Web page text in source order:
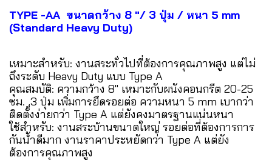
TYPE -AA ขนาดกว้าง 8 "/ 3 ปุ่ม / หนา 5 mm
(Standard Heavy Duty)
เหมาะสำหรับ: งานสระทั่วไปที่ต้องการคุณภาพสูง แต่ไม่
ถึงระดับ Heavy Duty แบบ Type A
คุณสมบัติ: ความกว้าง 8" เหมาะกับผนังคอนกรีต 20-25
ซม. ,3 ปุ่ม เพิ่มการยึดรอยต่อ ความหนา 5 mm เบากว่า
ติดตั้งง่ายกว่า Type A แต่ยังคงมาตรฐานแน่นหนา
ใช้สำหรับ: งานสระบ้านขนาดใหญ่ รอยต่อที่ต้องการการ
กันน้ำดีมาก งานราคาประหยัดกว่า Type A แต่ยัง
ต้องการคุณภาพสูง